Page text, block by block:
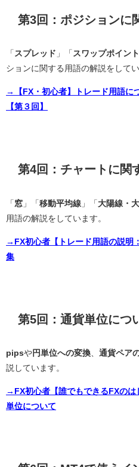
第3回：ポジションに
「 スプレッド 」「 スワップポイント
ションに関する用語の解説をしてい
→【FX・初心者】トレード用語に
【第３回】
第4回：チャートに関
「 窓 」「移動平均線 」「 大陽線・
用語の解説をしています。
→FX初心者【トレード用語の説明
集
第5回：通貨単位につ
pipsや 円単位への変換 通貨ペア
説しています。
→FX初心者【誰でもできるFXのは
単位について